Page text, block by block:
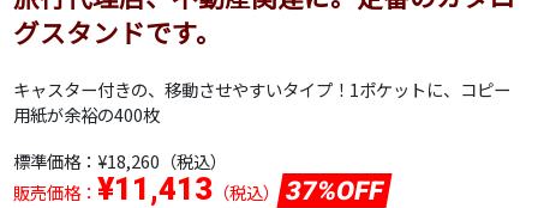
グスタンドです。
キャスター付きの、移動させやすいタイプ！1ポケットに、コピー
用紙が余裕の400枚
標準価格： ¥18,260 （税込）
販売価格： ¥11,413（税込） 37%OFF